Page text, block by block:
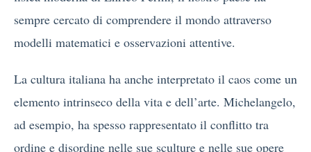
sempre cercato di comprendere il mondo attraverso
modelli matematici e osservazioni attentive.
La cultura italiana ha anche interpretato il caos come un
elemento intrinseco della vita e dell’arte. Michelangelo,
ad esempio, ha spesso rappresentato il conflitto tra
ordine e disordine nelle sue sculture e nelle sue opere